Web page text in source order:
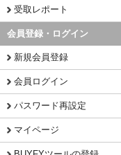
受取レポート
会員登録・ログイン
新規会員登録
会員ログイン
パスワード再設定
マイページ